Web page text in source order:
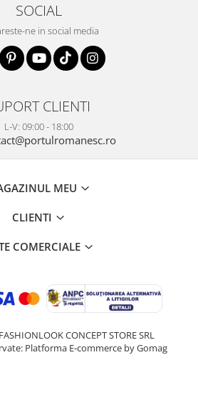
SOCIAL
ne in social media
CLIENTI
L-V: 09:00 - 18:00
MEU
CLIENTI
COMERCIALE
CONCEPT STORE SRL
Platforma E-commerce by Gomag